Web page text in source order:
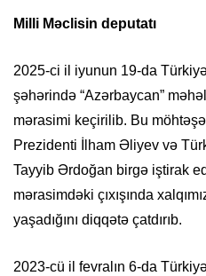
Milli Məclisin deputatı
2025-ci il iyunun 19-da
şəhərində “Azərbaycan”
mərasimi keçirilib. Bu
Prezidenti İlham Əliyev və
Tayyib Ərdoğan birgə iştirak
mərasimdəki çıxışında
yaşadığını diqqətə çatdırıb.
2023-cü il fevralın 6-da